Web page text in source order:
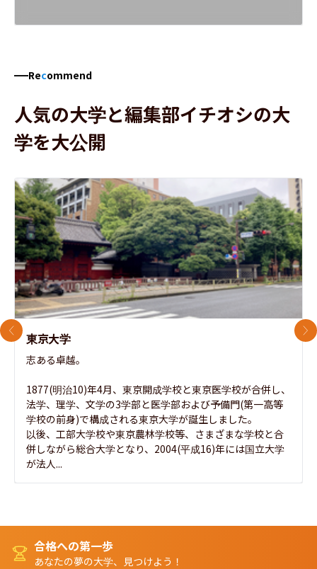
Recommend
人気の大学と編集部イチオシの大
学を大公開
東京大学
志ある卓越。
1877(明治10)年4月、東京開成学校と東京医学校が合併し、
法学、理学、文学の3学部と医学部および予備門(第一高等
学校の前身)で構成される東京大学が誕生しました。
以後、工部大学校や東京農林学校等、さまざまな学校と合
併しながら総合大学となり、2004(平成16)年には国立大学
が法人...
前のスライド 次
合格への第一歩
あなたの夢の大学、見つけよう！